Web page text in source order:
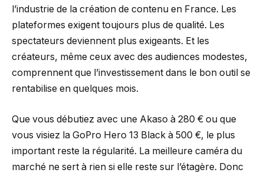
l’industrie de la création de contenu en France. Les
plateformes exigent toujours plus de qualité. Les
spectateurs deviennent plus exigeants. Et les
créateurs, même ceux avec des audiences modestes,
comprennent que l’investissement dans le bon outil se
rentabilise en quelques mois.
Que vous débutiez avec une Akaso à 280 € ou que
vous visiez la GoPro Hero 13 Black à 500 €, le plus
important reste la régularité. La meilleure caméra du
marché ne sert à rien si elle reste sur l’étagère. Donc